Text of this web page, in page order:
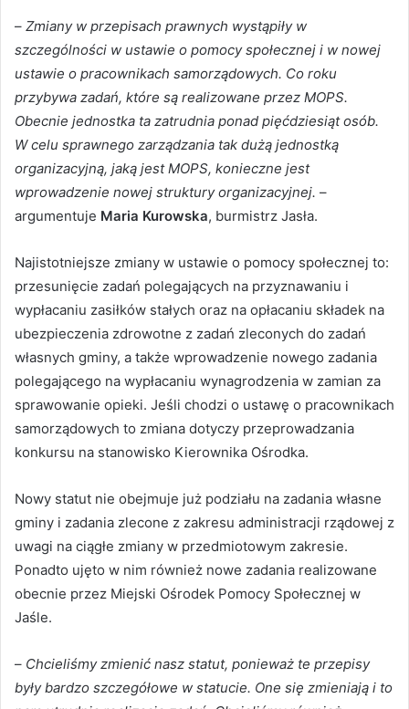
– Zmiany w przepisach prawnych wystąpiły w
szczególności w ustawie o pomocy społecznej i w nowej
ustawie o pracownikach samorządowych. Co roku
przybywa zadań, które są realizowane przez MOPS.
Obecnie jednostka ta zatrudnia ponad pięćdziesiąt osób.
W celu sprawnego zarządzania tak dużą jednostką
organizacyjną, jaką jest MOPS, konieczne jest
wprowadzenie nowej struktury organizacyjnej. –
argumentuje Maria Kurowska, burmistrz Jasła.
Najistotniejsze zmiany w ustawie o pomocy społecznej to:
przesunięcie zadań polegających na przyznawaniu i
wypłacaniu zasiłków stałych oraz na opłacaniu składek na
ubezpieczenia zdrowotne z zadań zleconych do zadań
własnych gminy, a także wprowadzenie nowego zadania
polegającego na wypłacaniu wynagrodzenia w zamian za
sprawowanie opieki. Jeśli chodzi o ustawę o pracownikach
samorządowych to zmiana dotyczy przeprowadzania
konkursu na stanowisko Kierownika Ośrodka.
Nowy statut nie obejmuje już podziału na zadania własne
gminy i zadania zlecone z zakresu administracji rządowej z
uwagi na ciągłe zmiany w przedmiotowym zakresie.
Ponadto ujęto w nim również nowe zadania realizowane
obecnie przez Miejski Ośrodek Pomocy Społecznej w
Jaśle.
– Chcieliśmy zmienić nasz statut, ponieważ te przepisy
były bardzo szczegółowe w statucie. One się zmieniają i to